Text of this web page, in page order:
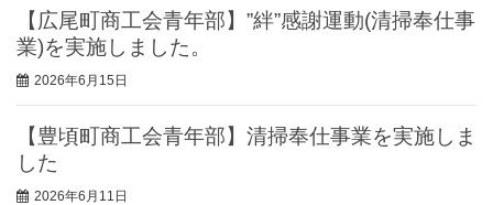
【広尾町商工会青年部】”絆”感謝運動(清掃奉仕事
業)を実施しました。
2026年6月15日
【豊頃町商工会青年部】清掃奉仕事業を実施しま
した
2026年6月11日